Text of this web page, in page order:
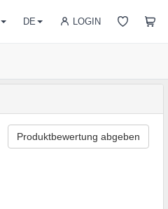
LOGIN
DE
Produktbewertung abgeben